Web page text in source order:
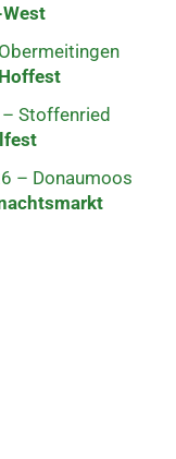
West
Stoffenried
– Donaumoos